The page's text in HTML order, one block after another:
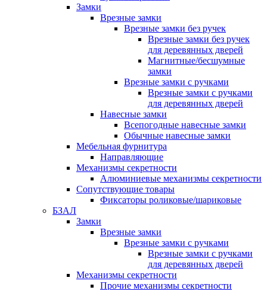
Замки
Врезные замки
Врезные замки без ручек
Врезные замки без ручек
для деревянных дверей
Магнитные/бесшумные
замки
Врезные замки с ручками
Врезные замки с ручками
для деревянных дверей
Навесные замки
Всепогодные навесные замки
Обычные навесные замки
Мебельная фурнитура
Направляющие
Механизмы секретности
Алюминиевые механизмы секретности
Сопутствующие товары
Фиксаторы роликовые/шариковые
БЗАЛ
Замки
Врезные замки
Врезные замки с ручками
Врезные замки с ручками
для деревянных дверей
Механизмы секретности
Прочие механизмы секретности